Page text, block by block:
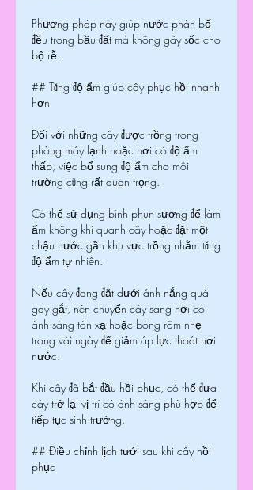
Phương pháp này giúp nước phân bố
đều trong bầu đất mà không gây sốc cho
bộ rễ.
## Tăng độ ẩm giúp cây phục hồi nhanh
hơn
Đối với những cây được trồng trong
phòng máy lạnh hoặc nơi có độ ẩm
thấp, việc bổ sung độ ẩm cho môi
trường cũng rất quan trọng.
Có thể sử dụng bình phun sương để làm
ẩm không khí quanh cây hoặc đặt một
chậu nước gần khu vực trồng nhằm tăng
độ ẩm tự nhiên.
Nếu cây đang đặt dưới ánh nắng quá
gay gắt, nên chuyển cây sang nơi có
ánh sáng tán xạ hoặc bóng râm nhẹ
trong vài ngày để giảm áp lực thoát hơi
nước.
Khi cây đã bắt đầu hồi phục, có thể đưa
cây trở lại vị trí có ánh sáng phù hợp để
tiếp tục sinh trưởng.
## Điều chỉnh lịch tưới sau khi cây hồi
phục